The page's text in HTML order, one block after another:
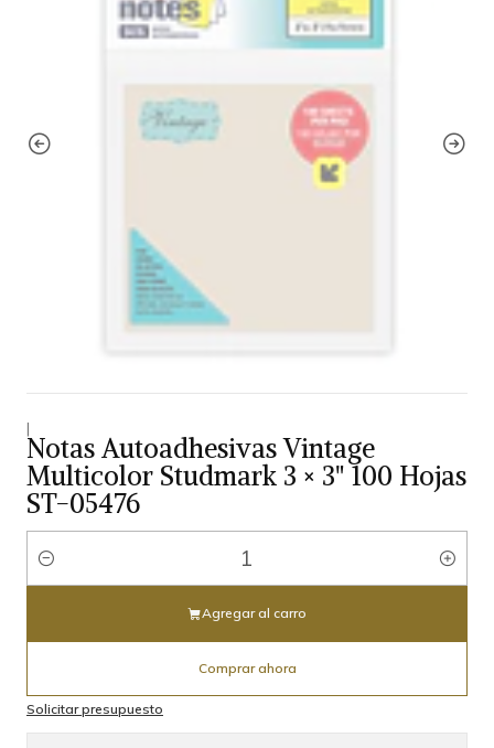
|
Notas Autoadhesivas Vintage
Multicolor Studmark 3 × 3" 100 Hojas
ST-05476
Cantidad
Agregar al carro
Comprar ahora
Solicitar presupuesto